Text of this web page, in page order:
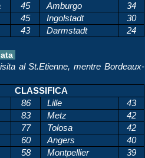
45 Amburgo 34
45 Ingolstadt 30
43 Darmstadt 24
al St.Etienne, mentre Bordeaux-
CLASSIFICA
86 Lille 43
83 Metz 42
77 Tolosa 42
60 Angers 40
58 Montpellier 39